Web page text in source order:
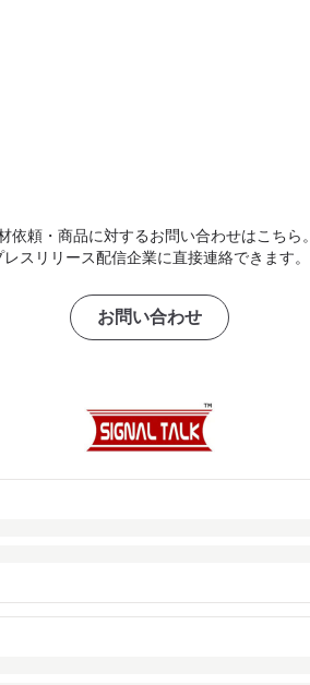
依頼・商品に対するお問い合わせはこちら。
レスリリース配信企業に直接連絡できます。
お問い合わせ